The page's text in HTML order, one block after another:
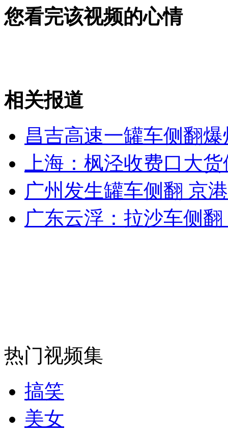
威尼斯将举行要求独立集会
山西运城恶犬咬伤多人 警民合力深夜将其击毙
女孩北京地铁殴打老人 痛下狠手拳打脚踢
无痛分娩是否安全 医生回应
外交部：反对强权政治霸凌主义
您看完该视频的心情
相关报道
昌吉高速一罐车侧翻
上海：枫泾收费口大
广州发生罐车侧翻 京
广东云浮：拉沙车侧
热门视频集
搞笑
美女